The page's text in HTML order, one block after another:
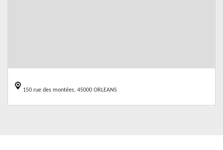
150 rue des montées, 45000 ORLEANS